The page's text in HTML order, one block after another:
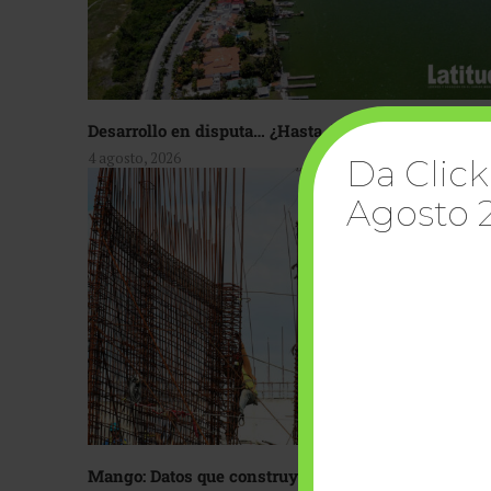
Desarrollo en disputa… ¿Hasta dónde crecer?
4 agosto, 2026
Mango: Datos que construyen confianza
Da
Agosto